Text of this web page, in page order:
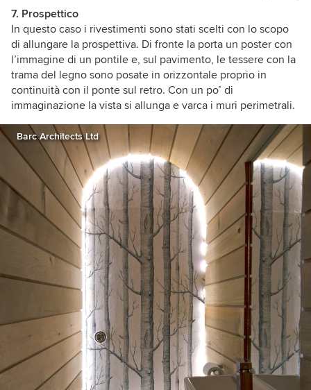
7. Prospettico
In questo caso i rivestimenti sono stati scelti con lo scopo
di allungare la prospettiva. Di fronte la porta un poster con
l’immagine di un pontile e, sul pavimento, le tessere con la
trama del legno sono posate in orizzontale proprio in
continuità con il ponte sul retro. Con un po’ di
immaginazione la vista si allunga e varca i muri perimetrali.
Barc Architects Ltd